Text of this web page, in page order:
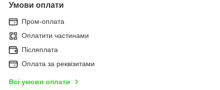
Умови оплати
Пром-оплата
Оплатити частинами
Післяплата
Оплата за реквізитами
Всі умови оплати